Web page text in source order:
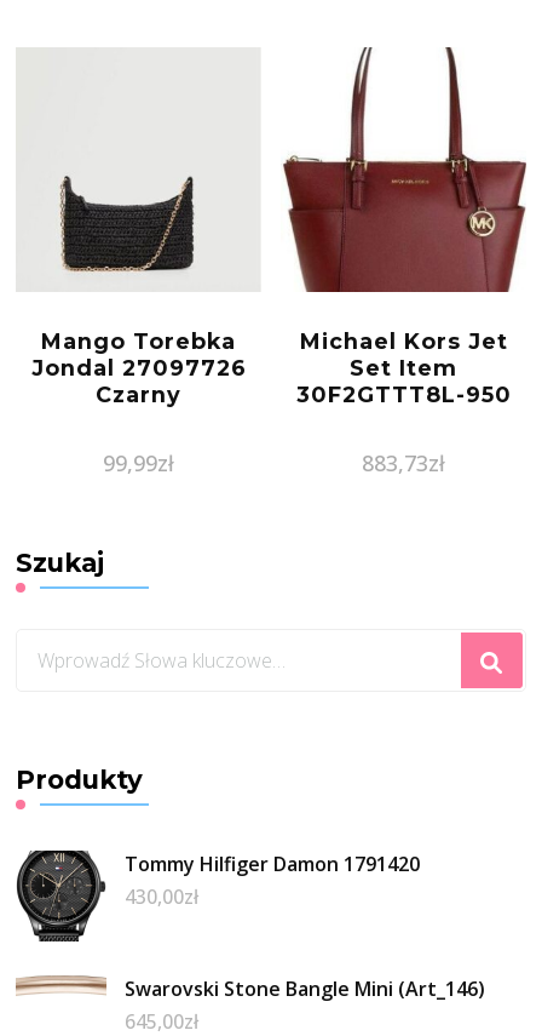
Mango Torebka
Jondal 27097726
Czarny
99,99zł
Michael Kors Jet
Set Item
30F2GTTT8L-950
883,73zł
Szukaj
czegoś?
Produkty
Tommy Hilfiger Damon 1791420
430,00zł
Swarovski Stone Bangle Mini (Art_146)
645,00zł